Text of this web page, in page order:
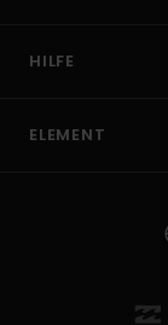
HILFE
ELEMENT